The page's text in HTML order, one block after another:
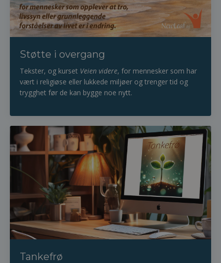
Støtte i overgang
Tekster, og kurset Veien videre, for mennesker som har
vært i religiøse eller lukkede miljøer og trenger tid og
trygghet før de kan bygge noe nytt.
Tankefrø